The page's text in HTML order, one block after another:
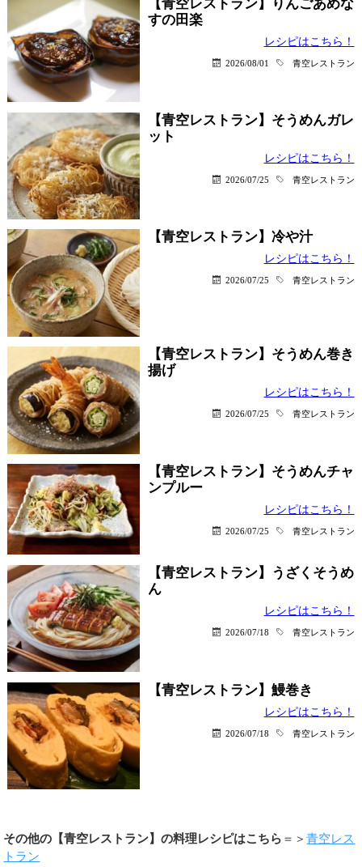
【青空レストラン】りんごあめな
すの田楽
レシピはこちら！
2026/08/01 青空レストラン
【青空レストラン】そうめんガレ
ット
レシピはこちら！
2026/07/25 青空レストラン
【青空レストラン】冷や汁
レシピはこちら！
2026/07/25 青空レストラン
【青空レストラン】そうめん巻き
揚げ
レシピはこちら！
2026/07/25 青空レストラン
【青空レストラン】そうめんチャ
ンプルー
レシピはこちら！
2026/07/25 青空レストラン
【青空レストラン】うざくそうめ
ん
レシピはこちら！
2026/07/18 青空レストラン
【青空レストラン】鰻巻き
レシピはこちら！
2026/07/18 青空レストラン
その他の【青空レストラン】の料理レシピはこちら ＝＞青空レス
トラン